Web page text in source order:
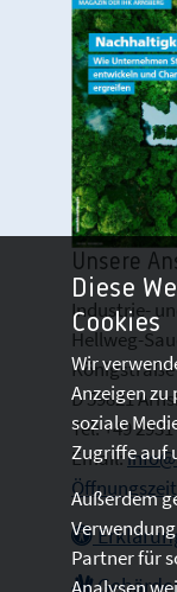
Unsere
Industrie-
Hellweg-
Königstraße
D 59821
Tel: +49
Email:
Diese
Cookies
Wir
Anzeigen
soziale
Zugriffe auf
Außerdem
Partner für